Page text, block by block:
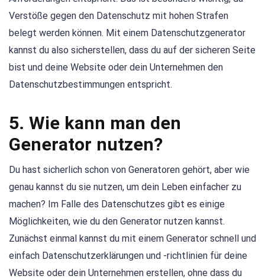
Verstöße gegen den Datenschutz mit hohen Strafen
belegt werden können. Mit einem Datenschutzgenerator
kannst du also sicherstellen, dass du auf der sicheren Seite
bist und deine Website oder dein Unternehmen den
Datenschutzbestimmungen entspricht.
5. Wie kann man den
Generator nutzen?
Du hast sicherlich schon von Generatoren gehört, aber wie
genau kannst du sie nutzen, um dein Leben einfacher zu
machen? Im Falle des Datenschutzes gibt es einige
Möglichkeiten, wie du den Generator nutzen kannst.
Zunächst einmal kannst du mit einem Generator schnell und
einfach Datenschutzerklärungen und -richtlinien für deine
Website oder dein Unternehmen erstellen, ohne dass du